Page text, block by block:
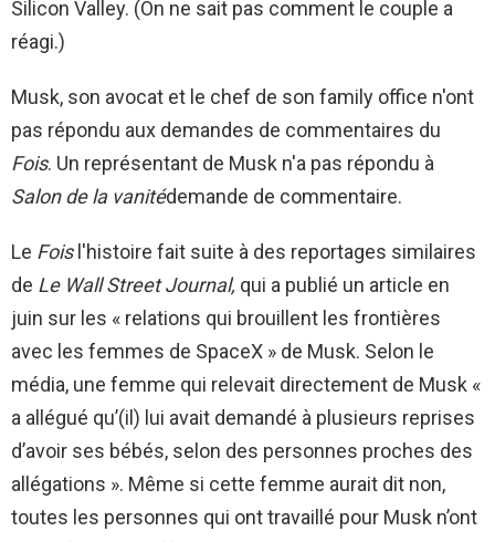
Silicon Valley. (On ne sait pas comment le couple a
réagi.)
Musk, son avocat et le chef de son family office n'ont
pas répondu aux demandes de commentaires du
Fois. Un représentant de Musk n'a pas répondu à
Salon de la vanitédemande de commentaire.
Le Foisl'histoire fait suite à des reportages similaires
de Le Wall Street Journal, qui a publié un article en
juin sur les « relations qui brouillent les frontières
avec les femmes de SpaceX » de Musk. Selon le
média, une femme qui relevait directement de Musk «
a allégué qu’(il) lui avait demandé à plusieurs reprises
d’avoir ses bébés, selon des personnes proches des
allégations ». Même si cette femme aurait dit non,
toutes les personnes qui ont travaillé pour Musk n’ont